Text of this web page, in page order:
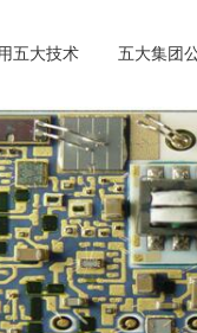
五大技术 五大集团